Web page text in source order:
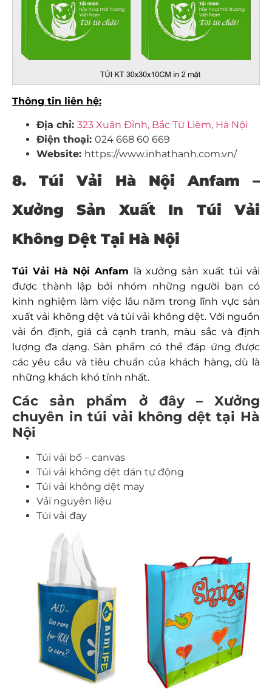
Thông tin liên hệ:
Địa chỉ: 323 Xuân Đỉnh, Bắc Từ Liêm, Hà Nội
Điện thoại: 024 668 60 669
Website: https://www.inhathanh.com.vn/
8. Túi Vải Hà Nội Anfam –
Xưởng Sản Xuất In Túi Vải
Không Dệt Tại Hà Nội
Túi Vải Hà Nội Anfam là xưởng sản xuất túi vải
được thành lập bởi nhóm những người bạn có
kinh nghiệm làm việc lâu năm trong lĩnh vực sản
xuất vải không dệt và túi vải không dệt. Với nguồn
vải ổn định, giá cả cạnh tranh, màu sắc và định
lượng đa dạng. Sản phẩm có thể đáp ứng được
các yêu cầu và tiêu chuẩn của khách hàng, dù là
những khách khó tính nhất.
Các sản phẩm ở đây – Xưởng
chuyên in túi vải không dệt tại Hà
Nội
Túi vải bố – canvas
Túi vải không dệt dán tự động
Túi vải không dệt may
Vải nguyên liệu
Túi vải đay